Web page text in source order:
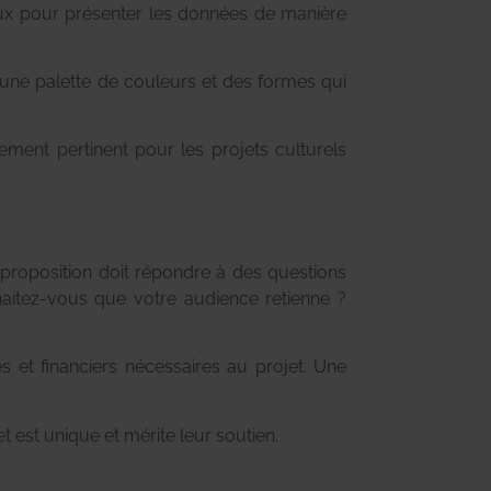
pour présenter les données de manière
palette de couleurs et des formes qui
pertinent pour les projets culturels
doit répondre à des questions
vous que votre audience retienne ?
et financiers nécessaires au projet. Une
est unique et mérite leur soutien.